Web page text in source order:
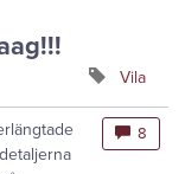
Vila
8